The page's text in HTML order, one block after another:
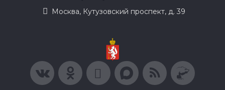
Москва, Кутузовский проспект, д. 39